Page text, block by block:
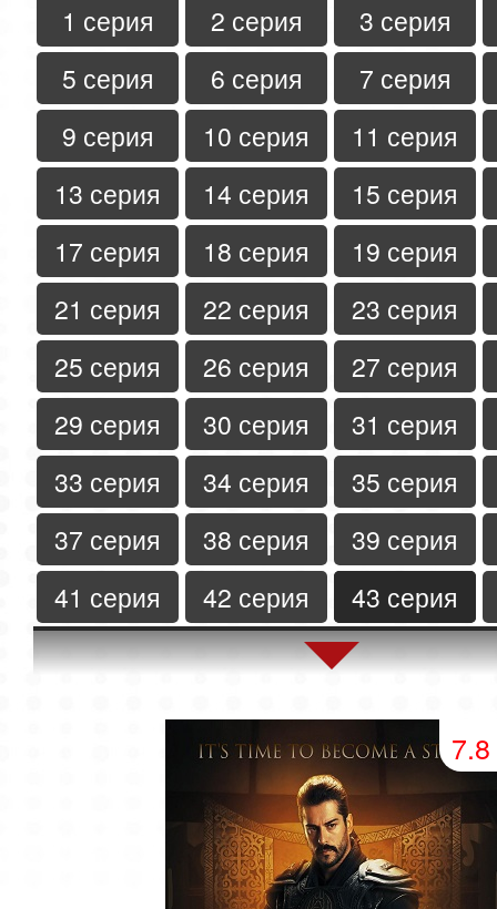
1 серия 2 серия
3 серия
5 серия
6 серия
7 серия
9 серия
10 серия
11 серия
13 серия
14 серия
15 серия
17 серия
18 серия
19 серия
21 серия
22 серия
23 серия
25 серия
26 серия
27 серия
29 серия
30 серия
31 серия
33 серия
34 серия
35 серия
37 серия
38 серия
39 серия
41 серия
42 серия
43 серия
45 серия
46 серия
47 серия
50 серия
51 серия
54 серия
55 серия
58 серия
59 серия
62 серия
63 серия
7.8